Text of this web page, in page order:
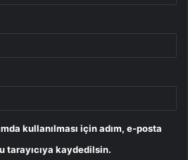
kullanılması için adım, e-posta
tarayıcıya kaydedilsin.